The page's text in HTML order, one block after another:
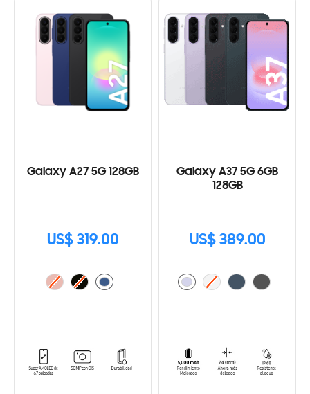
Galaxy A27 5G 128GB
US$ 319.00
Galaxy A37 5G 6GB
128GB
US$ 389.00